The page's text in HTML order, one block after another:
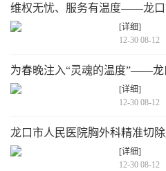
维权无忧、服务有温度——龙口
站暖心开放
[详细]
12-30 08-12
为春晚注入“灵魂的温度”——龙
春晚
[详细]
12-30 08-12
龙口市人民医院胸外科精准切
痛楚
[详细]
12-30 08-12